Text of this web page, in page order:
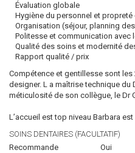
Évaluation globale
Hygiène du personnel et propreté
Organisation (séjour, planning
Politesse et communication avec
Qualité des soins et modernité
Rapport qualité / prix
Compétence et gentillesse sont
designer. L a maîtrise technique du
méticulosité de son collègue, le Dr
L’accueil est top niveau Barbara
SOINS DENTAIRES (FACULTATIF)
Recommande
Oui